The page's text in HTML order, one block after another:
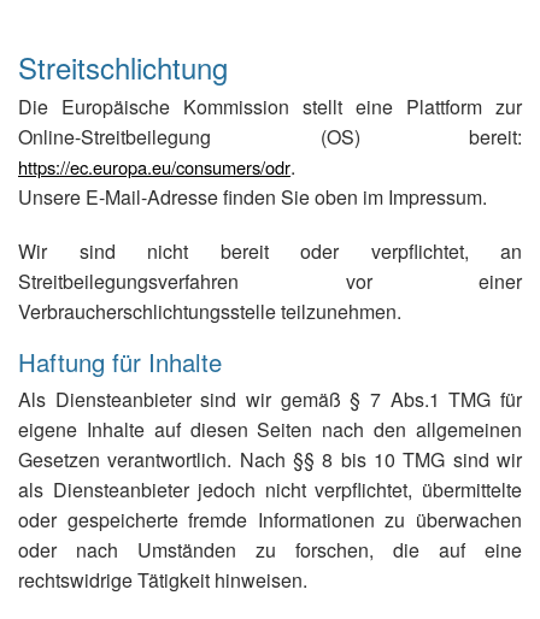
Streitschlichtung
Die Europäische Kommission stellt eine Plattform zur
Online-Streitbeilegung (OS) bereit:
https://ec.europa.eu/consumers/odr.
Unsere E-Mail-Adresse finden Sie oben im Impressum.
Wir sind nicht bereit oder verpflichtet, an
Streitbeilegungsverfahren vor einer
Verbraucherschlichtungsstelle teilzunehmen.
Haftung für Inhalte
Als Diensteanbieter sind wir gemäß § 7 Abs.1 TMG für
eigene Inhalte auf diesen Seiten nach den allgemeinen
Gesetzen verantwortlich. Nach §§ 8 bis 10 TMG sind wir
als Diensteanbieter jedoch nicht verpflichtet, übermittelte
oder gespeicherte fremde Informationen zu überwachen
oder nach Umständen zu forschen, die auf eine
rechtswidrige Tätigkeit hinweisen.